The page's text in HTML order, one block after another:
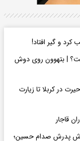
و گیر افتاد!
| بتهوون روی دوش
در کربلا تا زیارت
قاجار
پدرش صدام حسین؛